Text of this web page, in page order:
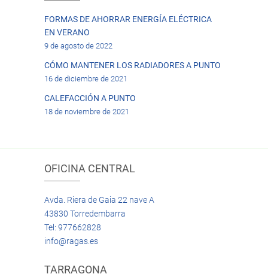
FORMAS DE AHORRAR ENERGÍA ELÉCTRICA
EN VERANO
9 de agosto de 2022
CÓMO MANTENER LOS RADIADORES A PUNTO
16 de diciembre de 2021
CALEFACCIÓN A PUNTO
18 de noviembre de 2021
OFICINA CENTRAL
Avda. Riera de Gaia 22 nave A
43830 Torredembarra
Tel: 977662828
info@ragas.es
TARRAGONA